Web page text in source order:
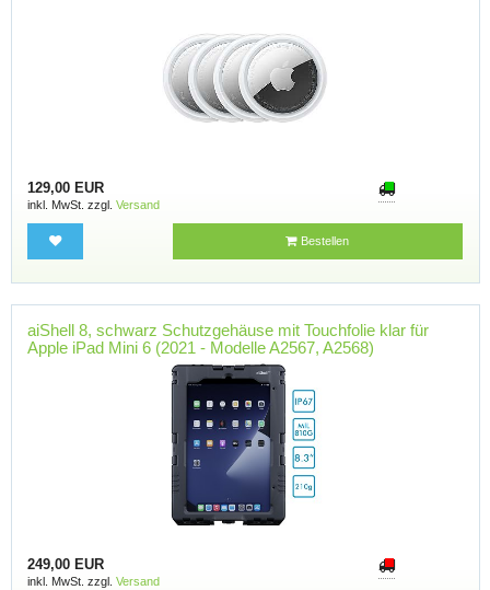
129,00 EUR
inkl. MwSt. zzgl. Versand
Bestellen
aiShell 8, schwarz Schutzgehäuse mit Touchfolie klar für
Apple iPad Mini 6 (2021 - Modelle A2567, A2568)
249,00 EUR
inkl. MwSt. zzgl. Versand